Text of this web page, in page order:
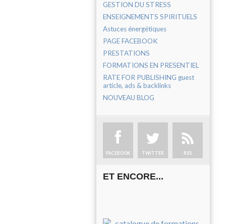
GESTION DU STRESS
ENSEIGNEMENTS SPIRITUELS
Astuces énergétiques
PAGE FACEBOOK
PRESTATIONS
FORMATIONS EN PRESENTIEL
RATE FOR PUBLISHING guest
article, ads & backlinks
NOUVEAU BLOG
FACEBOOK TWITTER RSS
ET ENCORE...